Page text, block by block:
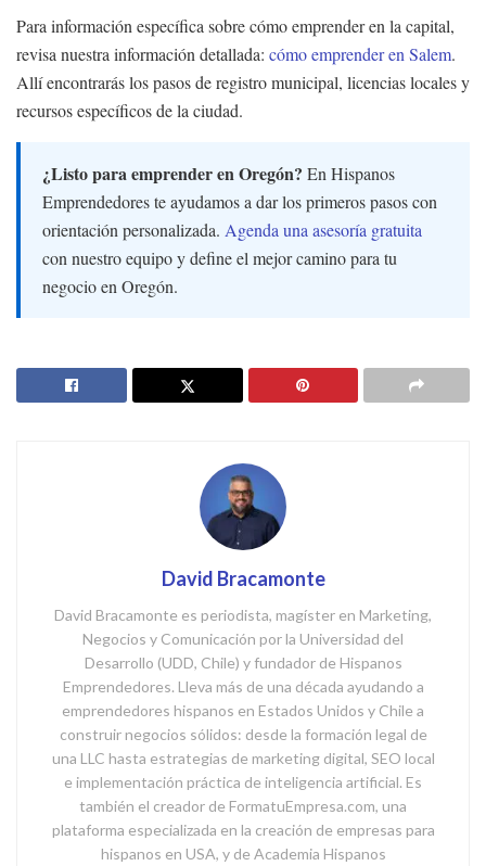
Para información específica sobre cómo emprender en la capital,
revisa nuestra información detallada: cómo emprender en Salem.
Allí encontrarás los pasos de registro municipal, licencias locales y
recursos específicos de la ciudad.
¿Listo para emprender en Oregón? En Hispanos
Emprendedores te ayudamos a dar los primeros pasos con
orientación personalizada. Agenda una asesoría gratuita
con nuestro equipo y define el mejor camino para tu
negocio en Oregón.
David Bracamonte
David Bracamonte es periodista, magíster en Marketing,
Negocios y Comunicación por la Universidad del
Desarrollo (UDD, Chile) y fundador de Hispanos
Emprendedores. Lleva más de una década ayudando a
emprendedores hispanos en Estados Unidos y Chile a
construir negocios sólidos: desde la formación legal de
una LLC hasta estrategias de marketing digital, SEO local
e implementación práctica de inteligencia artificial. Es
también el creador de FormatuEmpresa.com, una
plataforma especializada en la creación de empresas para
hispanos en USA, y de Academia Hispanos